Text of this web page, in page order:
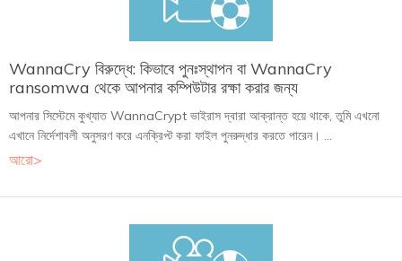
WannaCry বিরুদ্ধে: কিভাবে পুনঃস্থাপন বা WannaCry
ransomwa থেকে আপনার কম্পিউটার রক্ষা করার জন্য
আপনার সিস্টেমে কুখ্যাত WannaCrypt ভাইরাস দ্বারা আক্রান্ত হয়ে থাকে, তুমি এখনো
এখানে নির্দেশাবলী অনুসরণ করে এনক্রিপ্ট করা ফাইল পুনরুদ্ধার করতে পারেন। ...
আরো>